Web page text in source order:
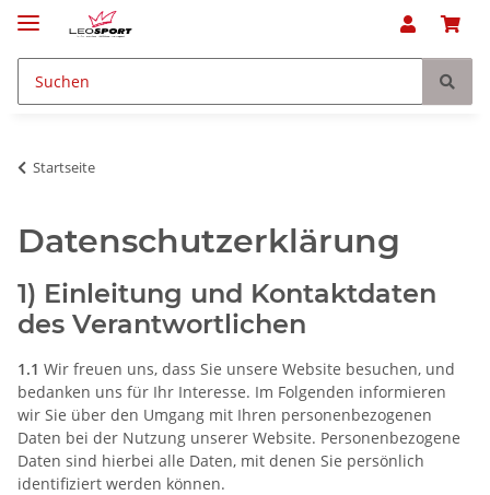
Startseite
Datenschutzerklärung
1) Einleitung und Kontaktdaten
des Verantwortlichen
1.1 Wir freuen uns, dass Sie unsere Website besuchen, und
bedanken uns für Ihr Interesse. Im Folgenden informieren
wir Sie über den Umgang mit Ihren personenbezogenen
Daten bei der Nutzung unserer Website. Personenbezogene
Daten sind hierbei alle Daten, mit denen Sie persönlich
identifiziert werden können.